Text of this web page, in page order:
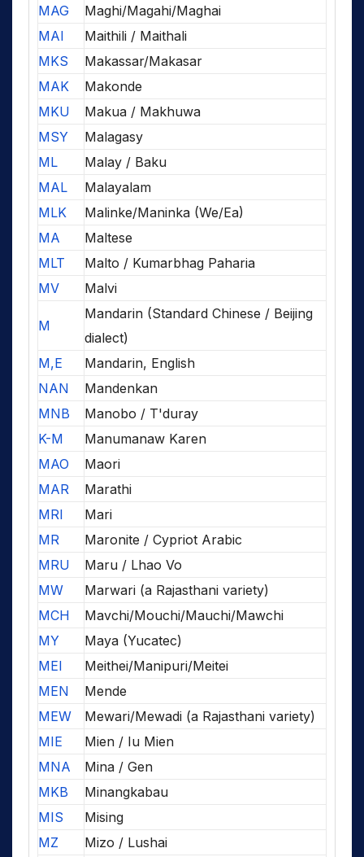
MAG
Maghi/Magahi/Maghai
MAI
Maithili / Maithali
MKS
Makassar/Makasar
MAK
Makonde
MKU
Makua / Makhuwa
MSY
Malagasy
ML
Malay / Baku
MAL
Malayalam
MLK
Malinke/Maninka (We/Ea)
MA
Maltese
MLT
Malto / Kumarbhag Paharia
MV
Malvi
M
Mandarin (Standard Chinese / Beijing
dialect)
M,E
Mandarin, English
NAN
Mandenkan
MNB
Manobo / T'duray
K-M
Manumanaw Karen
MAO
Maori
MAR
Marathi
MRI
Mari
MR
Maronite / Cypriot Arabic
MRU
Maru / Lhao Vo
MW
Marwari (a Rajasthani variety)
MCH
Mavchi/Mouchi/Mauchi/Mawchi
MY
Maya (Yucatec)
MEI
Meithei/Manipuri/Meitei
MEN
Mende
MEW
Mewari/Mewadi (a Rajasthani variety)
MIE
Mien / Iu Mien
MNA
Mina / Gen
MKB
Minangkabau
MIS
Mising
MZ
Mizo / Lushai